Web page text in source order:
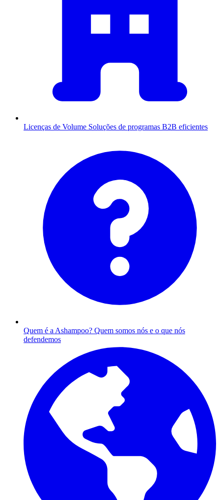
Licenças de Volume Soluções de programas B2B eficientes
Quem é a Ashampoo? Quem somos nós e o que nós
defendemos